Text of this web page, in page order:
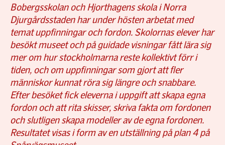
Bobergsskolan och Hjorthagens skola i Norra
Djurgårdsstaden har under hösten arbetat med
temat uppfinningar och fordon. Skolornas elever har
besökt museet och på guidade visningar fått lära sig
mer om hur stockholmarna reste kollektivt förr i
tiden, och om uppfinningar som gjort att fler
människor kunnat röra sig längre och snabbare.
Efter besöket fick eleverna i uppgift att skapa egna
fordon och att rita skisser, skriva fakta om fordonen
och slutligen skapa modeller av de egna fordonen.
Resultatet visas i form av en utställning på plan 4 på